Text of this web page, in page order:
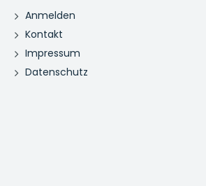
Anmelden
Kontakt
Impressum
Datenschutz